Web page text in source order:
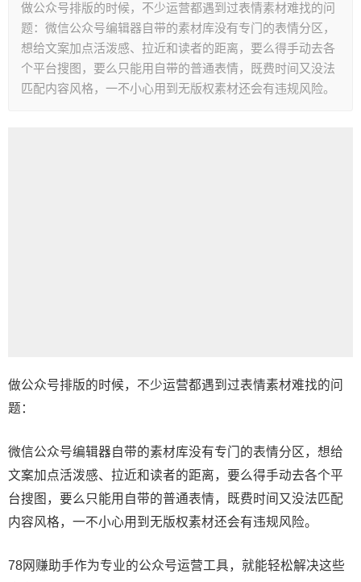
做公众号排版的时候，不少运营都遇到过表情素材难找的问
题：微信公众号编辑器自带的素材库没有专门的表情分区，
想给文案加点活泼感、拉近和读者的距离，要么得手动去各
个平台搜图，要么只能用自带的普通表情，既费时间又没法
匹配内容风格，一不小心用到无版权素材还会有违规风险。
做公众号排版的时候，不少运营都遇到过表情素材难找的问
题：
微信公众号编辑器自带的素材库没有专门的表情分区，想给
文案加点活泼感、拉近和读者的距离，要么得手动去各个平
台搜图，要么只能用自带的普通表情，既费时间又没法匹配
内容风格，一不小心用到无版权素材还会有违规风险。
78网赚助手作为专业的公众号运营工具，就能轻松解决这些